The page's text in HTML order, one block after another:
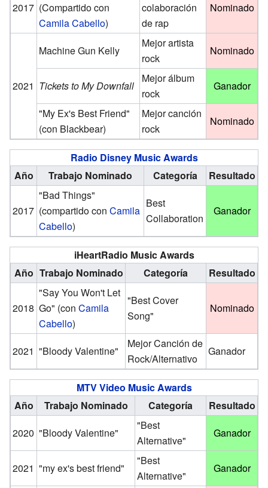
2017 (Compartido con
Camila Cabello)
colaboración
de rap
Nominado
2021
Machine Gun Kelly
Mejor artista
rock
Nominado
Tickets to My Downfall
Mejor álbum
rock
Ganador
"My Ex's Best Friend"
(con Blackbear)
Mejor canción
rock
Nominado
Radio Disney Music Awards
Año
Trabajo Nominado Categoría Resultado
2017
"Bad Things"
(compartido conCamila
Cabello)
Best
Collaboration
Ganador
iHeartRadio Music Awards
Año Trabajo Nominado Categoría Resultado
2018
"Say You Won't Let
Go" (conCamila
Cabello)
"Best Cover
Song"
Nominado
2021 "Bloody Valentine"
Mejor Canción de
Rock/Alternativo
Ganador
MTV Video Music Awards
Año
Trabajo Nominado Categoría
Resultado
2020 "Bloody Valentine"
"Best
Alternative"
Ganador
2021 "my ex's best friend"
"Best
Alternative"
Ganador